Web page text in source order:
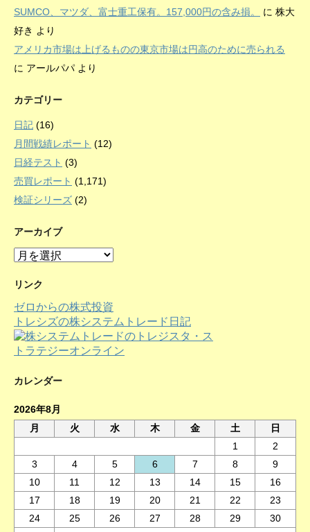
SUMCO、マツダ、富士重工保有。157,000円の含み損。
に 株大
好き より
アメリカ市場は上げるものの東京市場は円高のために売られる
に アールパパ より
カテゴリー
日記 (16)
月間戦績レポート (12)
日経テスト (3)
売買レポート (1,171)
検証シリーズ (2)
アーカイブ
ア
カ
ブ
リンク
ゼロからの株式投資
トレシズの株システムトレード日記
カレンダー
2026年8月
月
火 水 木 金 土
日
1
2
3
4 5 6 7 8
9
10
11 12 13 14 15
16
17
18 19 20 21 22
23
24
25 26 27 28 29
30